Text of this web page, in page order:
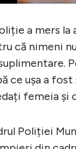
a mers la
că nimeni
ce ușa a
femeia și
Poliției